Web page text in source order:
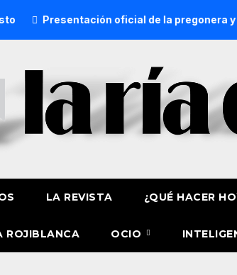
oficial de la pregonera y txupinera de
LA REVISTA ¿QUÉ HACER
ROJIBLANCA OCIO